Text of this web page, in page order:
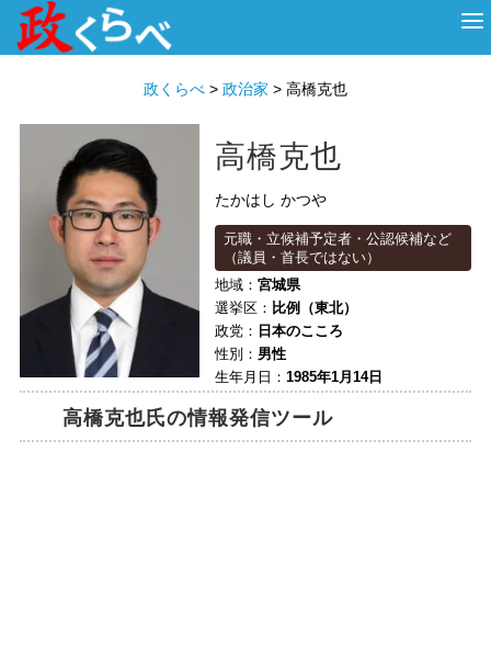
政くらべ > 政治家 > 高橋克也
高橋克也
たかはし かつや
元職・立候補予定者・公認候補など
（議員・首長ではない）
地域： 宮城県
選挙区： 比例（東北）
政党： 日本のこころ
性別： 男性
生年月日： 1985年1月14日
高橋克也氏の情報発信ツール